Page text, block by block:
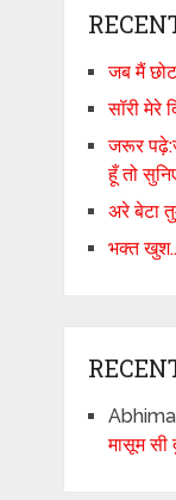
जब मैं
सॉरी मेरे
जरूर
हूँ तो
अरे बेटा
भक्त
मासूम